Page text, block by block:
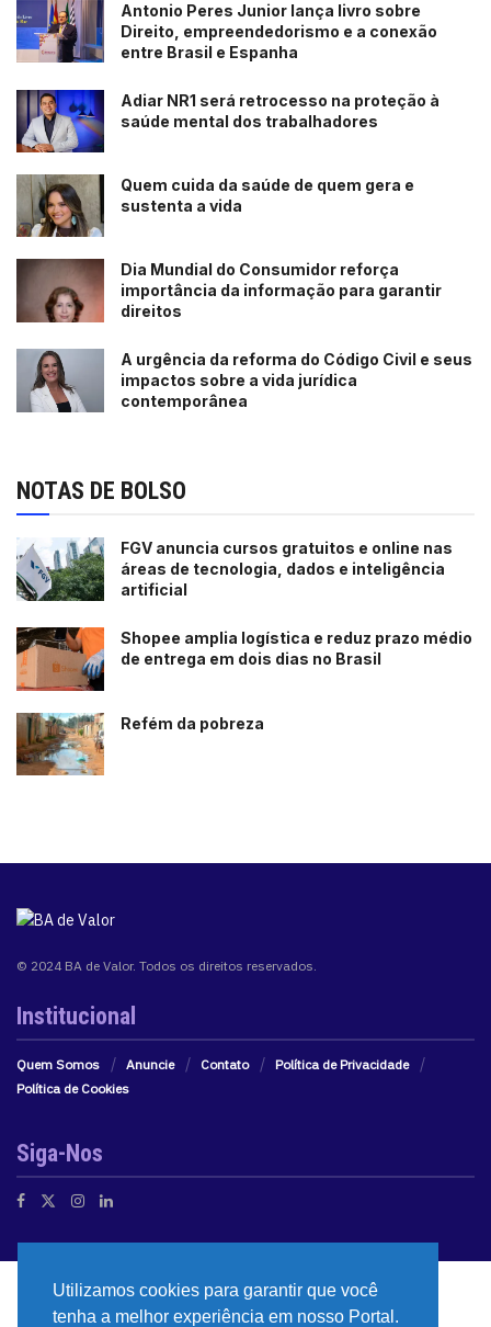
Antonio Peres Junior lança livro sobre
Direito, empreendedorismo e a conexão
entre Brasil e Espanha
Adiar NR1 será retrocesso na proteção à
saúde mental dos trabalhadores
Quem cuida da saúde de quem gera e
sustenta a vida
Dia Mundial do Consumidor reforça
importância da informação para garantir
direitos
A urgência da reforma do Código Civil e seus
impactos sobre a vida jurídica
contemporânea
NOTAS DE BOLSO
FGV anuncia cursos gratuitos e online nas
áreas de tecnologia, dados e inteligência
artificial
Shopee amplia logística e reduz prazo médio
de entrega em dois dias no Brasil
Refém da pobreza
© 2024 BA de Valor. Todos os direitos reservados.
Institucional
Quem Somos Anuncie Contato
Política de Privacidade
Política de Cookies
Siga-Nos
Utilizamos cookies para garantir que você
tenha a melhor experiência em nosso Portal.